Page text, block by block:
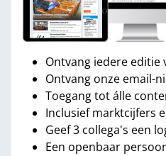
Ontvang iedere editie
Ontvang onze email-
Toegang tot álle
Inclusief marktcijfers
Geef 3 collega's een
Een openbaar